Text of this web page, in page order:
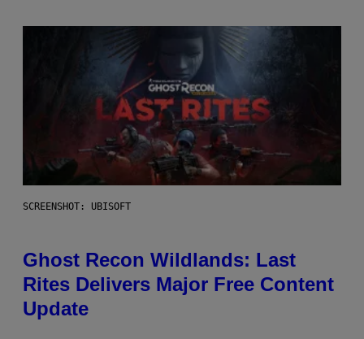
SCREENSHOT: UBISOFT
Ghost Recon Wildlands: Last
Rites Delivers Major Free Content
Update